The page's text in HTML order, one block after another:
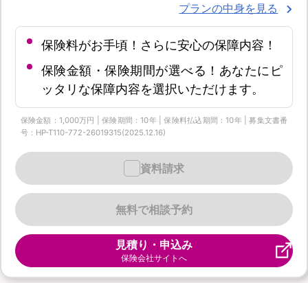
プランの中身を見る
保険料がお手頃！さらに安心の保障内容！
保険金額・保険期間が選べる！あなたにピ
ッタリな保障内容を選択いただけます。
保険金額：1,000万円 | 保険期間：10年 | 保険料払込期間：10年 | 募集文書番
号：HP-T110-772-26019315(2025.12.16)
無料で相談予約
資料請求
見積り・申込み
保険会社サイトへ